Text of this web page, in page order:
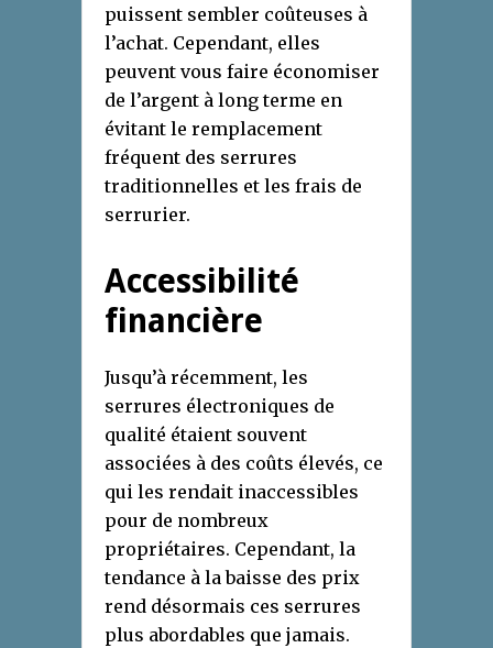
puissent sembler coûteuses à
l’achat. Cependant, elles
peuvent vous faire économiser
de l’argent à long terme en
évitant le remplacement
fréquent des serrures
traditionnelles et les frais de
serrurier.
Accessibilité
financière
Jusqu’à récemment, les
serrures électroniques de
qualité étaient souvent
associées à des coûts élevés, ce
qui les rendait inaccessibles
pour de nombreux
propriétaires. Cependant, la
tendance à la baisse des prix
rend désormais ces serrures
plus abordables que jamais.